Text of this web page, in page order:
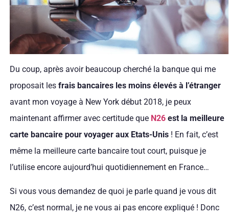
Du coup, après avoir beaucoup cherché la banque qui me
proposait les frais bancaires les moins élevés à l’étranger
avant mon voyage à New York début 2018, je peux
maintenant affirmer avec certitude que N26est la meilleure
carte bancaire pour voyager aux Etats-Unis! En fait, c’est
même la meilleure carte bancaire tout court, puisque je
l’utilise encore aujourd’hui quotidiennement en France…
Si vous vous demandez de quoi je parle quand je vous dit
N26, c’est normal, je ne vous ai pas encore expliqué ! Donc